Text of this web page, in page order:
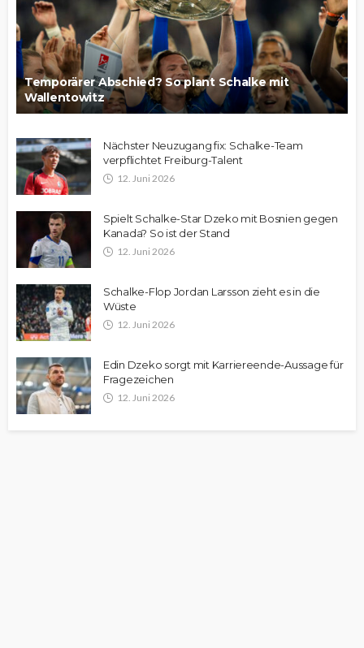
Temporärer Abschied? So plant Schalke mit
Wallentowitz
Nächster Neuzugang fix: Schalke-Team
verpflichtet Freiburg-Talent
12. Juni 2026
Spielt Schalke-Star Dzeko mit Bosnien gegen
Kanada? So ist der Stand
12. Juni 2026
Schalke-Flop Jordan Larsson zieht es in die
Wüste
12. Juni 2026
Edin Dzeko sorgt mit Karriereende-Aussage für
Fragezeichen
12. Juni 2026